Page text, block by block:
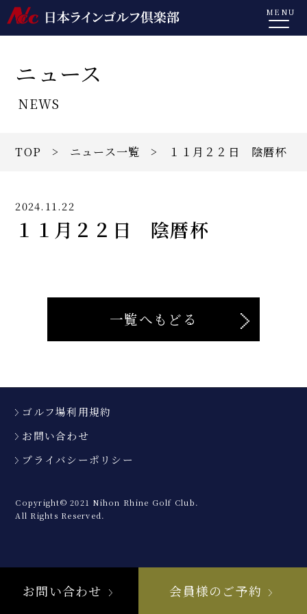
MENU
ニュース
NEWS
TOP > ニュース一覧 > １１月２２日 陰暦杯
2024.11.22
１１月２２日 陰暦杯
一覧へもどる
ゴルフ場利用規約
お問い合わせ
プライバシーポリシー
Copyright© 2021 Nihon Rhine Golf Club.
All Rights Reserved.
お問い合わせ 会員様のご予約